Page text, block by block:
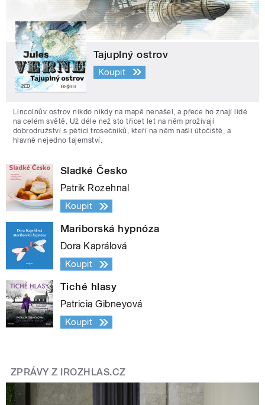
Tajuplný ostrov
Koupit
Lincolnův ostrov nikdo nikdy na mapě nenašel, a přece ho znají lidé
na celém světě. Už déle než sto třicet let na něm prožívají
dobrodružství s pěticí trosečníků, kteří na něm našli útočiště, a
hlavně nejedno tajemství.
Sladké Česko
Patrik Rozehnal
Koupit
Mariborská hypnóza
Dora Kaprálová
Koupit
Tiché hlasy
Patricia Gibneyová
Koupit
ZPRÁVY Z IROZHLAS.CZ